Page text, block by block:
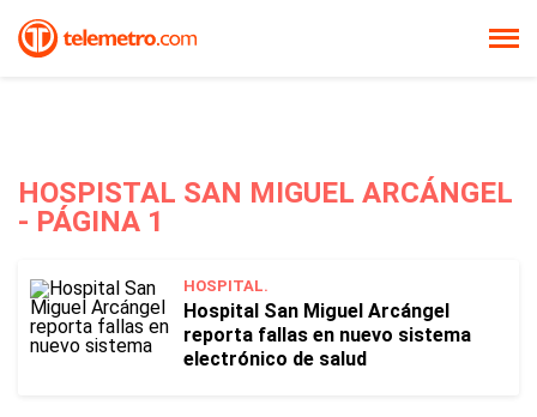
HOSPISTAL SAN MIGUEL ARCÁNGEL
- PÁGINA 1
HOSPITAL.
Hospital San Miguel Arcángel
reporta fallas en nuevo sistema
electrónico de salud